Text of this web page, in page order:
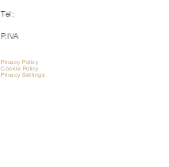
Tel:
P.IVA
Privacy Policy
Cookie Policy
Privacy Settings